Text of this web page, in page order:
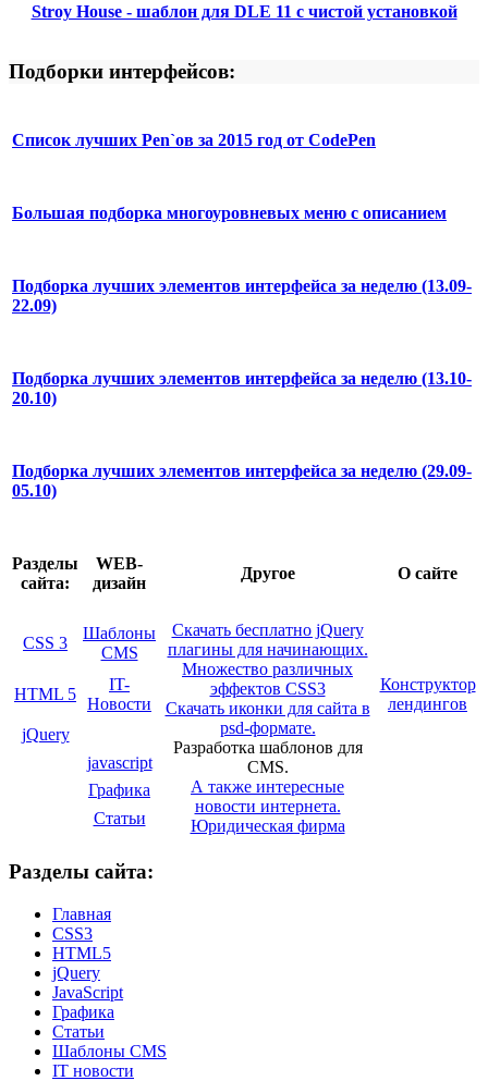
Stroy House - шаблон для DLE 11 с чистой установкой
Подборки интерфейсов:
Список лучших Pen`ов за 2015 год от CodePen
Большая подборка многоуровневых меню с описанием
Подборка лучших элементов интерфейса за неделю (13.09-
22.09)
Подборка лучших элементов интерфейса за неделю (13.10-
20.10)
Подборка лучших элементов интерфейса за неделю (29.09-
05.10)
Разделы
сайта:
WEB-
дизайн
Другое О сайте
CSS 3
Шаблоны
CMS
Скачать бесплатно jQuery
плагины для начинающих.
Множество различных
эффектов CSS3
Скачать иконки для сайта в
psd-формате.
Разработка шаблонов для
CMS.
А также интересные
новости интернета.
Юридическая фирма
HTML 5
IT-
Новости
Конструктор
лендингов
jQuery
javascript
Графика
Статьи
Разделы сайта:
Главная
CSS3
HTML5
jQuery
JavaScript
Графика
Статьи
Шаблоны CMS
IT новости